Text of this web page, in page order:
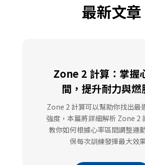
最新文章
Zone 2 計算：掌握
間，提升耐力與燃
Zone 2 計算可以幫助你找出最
強度，本篇將詳細解析 Zone 2
教你如何根據心率區間調整運
保每次訓練發揮最大效